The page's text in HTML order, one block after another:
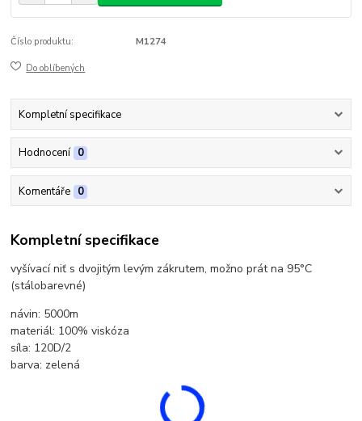
Číslo produktu: M1274
Do oblíbených
Kompletní specifikace
Hodnocení 0
Komentáře 0
Kompletní specifikace
vyšívací niť s dvojitým levým zákrutem, možno prát na 95°C
(stálobarevné)
návin: 5000m
materiál: 100% viskóza
síla: 120D/2
barva: zelená